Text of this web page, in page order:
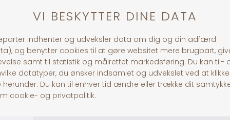
30 dages returret
Fragt fra 39,-
1-3 dages levering